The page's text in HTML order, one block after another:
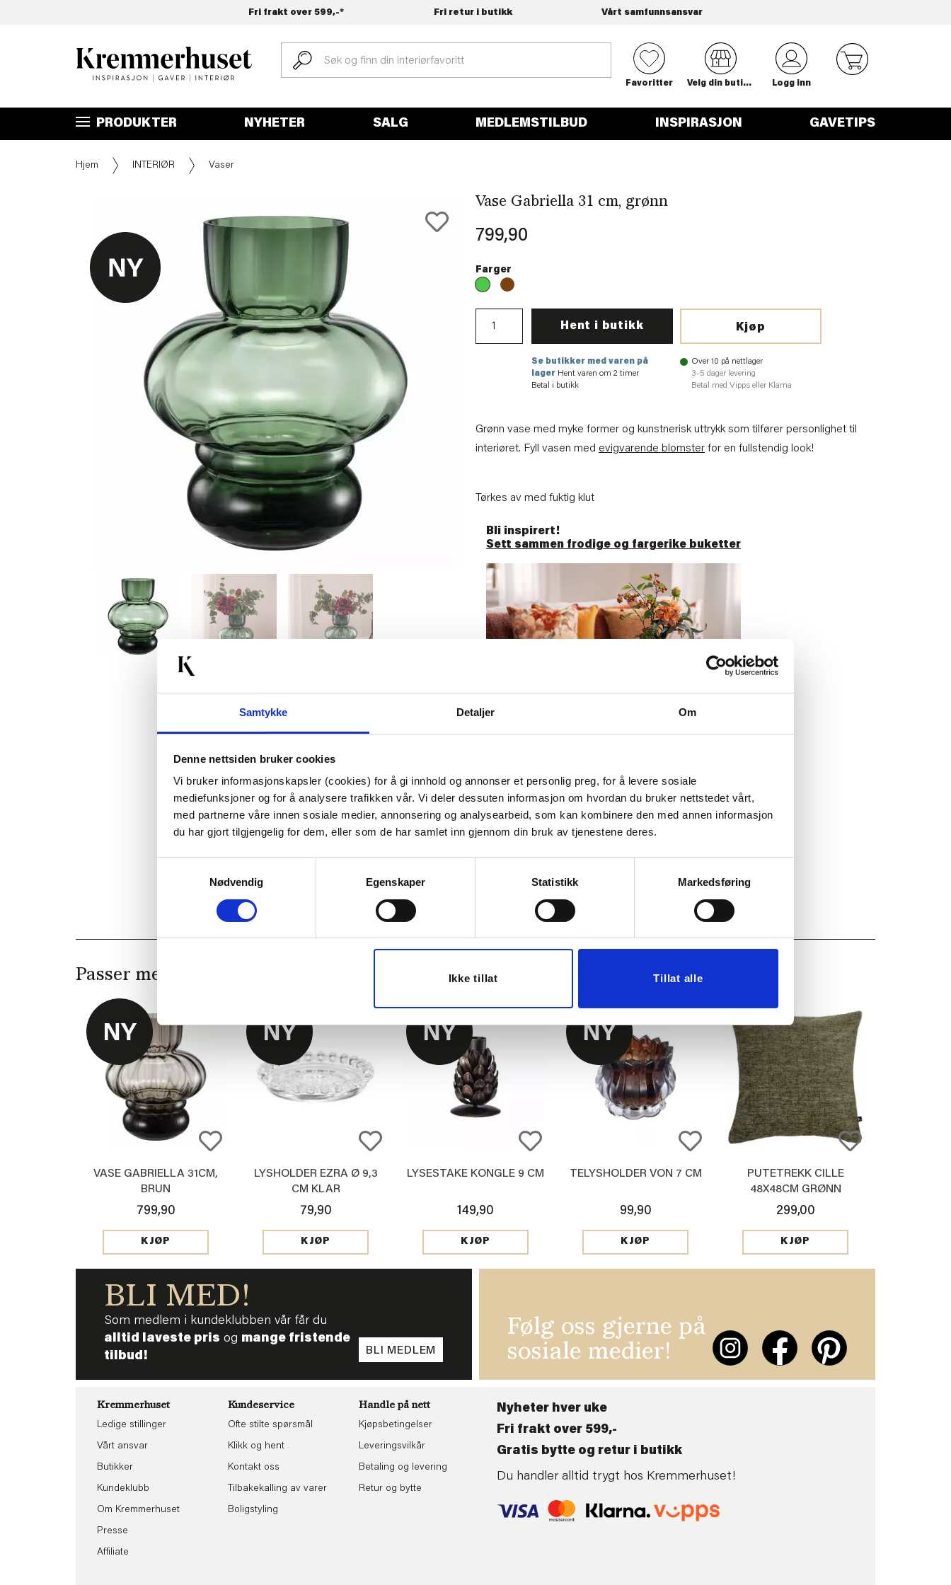
Samtykke Detaljer Om
Denne nettsiden bruker cookies
Vi bruker informasjonskapsler (cookies) for å gi innhold og annonser et personlig preg, for å levere sosiale
mediefunksjoner og for å analysere trafikken vår. Vi deler dessuten informasjon om hvordan du bruker nettstedet vårt,
med partnerne våre innen sosiale medier, annonsering og analysearbeid, som kan kombinere den med annen informasjon
du har gjort tilgjengelig for dem, eller som de har samlet inn gjennom din bruk av tjenestene deres.
Nødvendig
Egenskaper Statistikk Markedsføring
Ikke tillat Tillat alle
hovedinnhold
Fri frakt over 599,-* Fri retur i butikk Vårt samfunnsansvar
0
Favoritter Velg din butikk Logg inn
PRODUKTER NYHETER SALG MEDLEMSTILBUD INSPIRASJON GAVETIPS
Hjem INTERIØR Vaser
Vase Gabriella 31 cm, grønn
799,90
Farger
Kjøp
Hent i butikk
Over 10 på nettlager
3-5 dager levering
Betal med Vipps eller Klarna
Se butikker med varen på
lagerHent varen om 2 timer
Betal i butikk
Grønn vase med myke former og kunstnerisk uttrykk som tilfører personlighet til
interiøret. Fyll vasen med evigvarende blomster for en fullstendig look!
Tørkes av med fuktig klut
Bli inspirert!
Sett sammen frodige og fargerike buketter
Bredde:
26.5 cm
Høyde:
31 cm
Diameter:
26.5 cm
Tips venner om dette
Last ned bilde
Passer med
VASE GABRIELLA 31CM,
BRUN
799,90
KJØP
LYSHOLDER EZRA Ø 9,3
CM KLAR
79,90
KJØP
LYSESTAKE KONGLE 9 CM
149,90
KJØP
TELYSHOLDER VON 7 CM
99,90
KJØP
PUTETREKK CILLE
48X48CM GRØNN
299,00
KJØP
BLI MED!
Som medlem i kundeklubben vår får du
alltid laveste pris og mange fristende
tilbud!
BLI MEDLEM
Følg oss gjerne på
sosiale medier!
Kremmerhuset
Ledige stillinger
Vårt ansvar
Butikker
Kundeklubb
Om Kremmerhuset
Presse
Affiliate
Kundeservice
Ofte stilte spørsmål
Klikk og hent
Kontakt oss
Tilbakekalling av varer
Boligstyling
Handle på nett
Kjøpsbetingelser
Leveringsvilkår
Betaling og levering
Retur og bytte
Nyheter hver uke
Fri frakt over 599,-
Gratis bytte og retur i butikk
Du handler alltid trygt hos Kremmerhuset!